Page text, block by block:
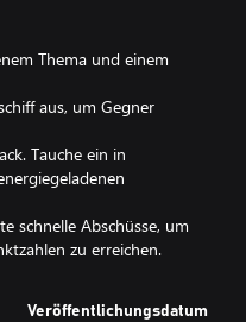
Thema und einem
aus, um Gegner
Tauche ein in
schnelle Abschüsse, um
zu erreichen.
Veröffentlichungsdatum